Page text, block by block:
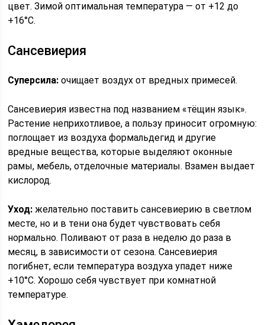
цвет. Зимой оптимальная температура — от +12 до
+16°C.
Сансевиерия
Суперсила: очищает воздух от вредных примесей.
Сансевиерия известна под названием «тёщин язык».
Растение неприхотливое, а пользу приносит огромную:
поглощает из воздуха формальдегид и другие
вредные вещества, которые выделяют оконные
рамы, мебель, отделочные материалы. Взамен выдает
кислород.
Уход: желательно поставить сансевиерию в светлом
месте, но и в тени она будет чувствовать себя
нормально. Поливают от раза в неделю до раза в
месяц, в зависимости от сезона. Сансевиерия
погибнет, если температура воздуха упадет ниже
+10°C. Хорошо себя чувствует при комнатной
температуре.